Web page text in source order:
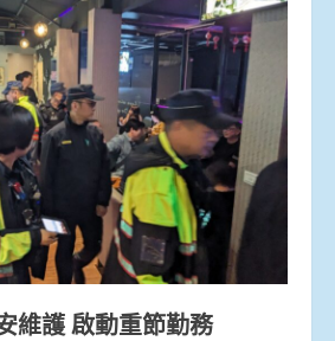
維護 啟動重節勤務